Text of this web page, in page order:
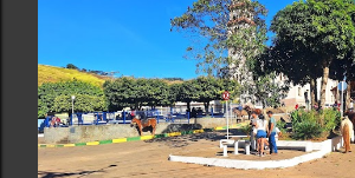
e
n
t
á
r
i
o